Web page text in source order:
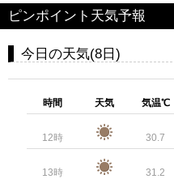
ピンポイント天気予報
今日の天気(8日)
時間 天気 気温℃
12時 30.7
13時 31.2